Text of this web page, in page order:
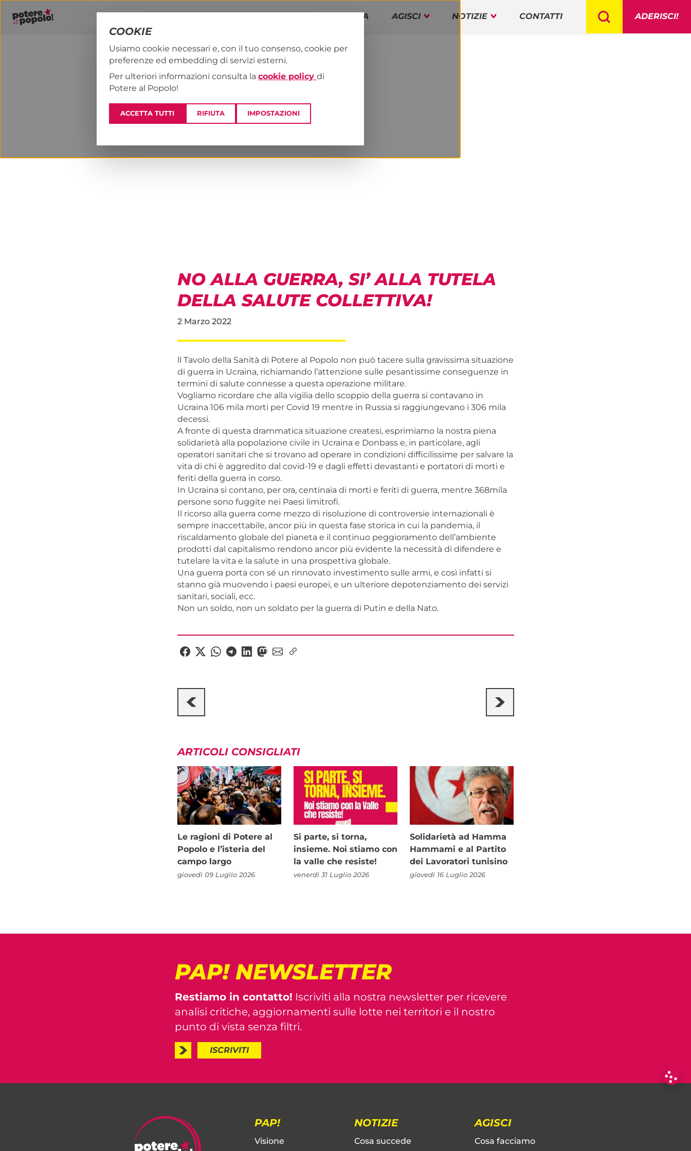
PROGRAMMA AGISCI NOTIZIE CONTATTI ADERISCI!
PAP! NOTIZIE NEWS & MEDIA
NO ALLA GUERRA, SI’ ALLA TUTELA
DELLA SALUTE COLLETTIVA!
2 Marzo 2022
ll Tavolo della Sanità di Potere al Popolo non può tacere sulla gravissima situazione
di guerra in Ucraina, richiamando l’attenzione sulle pesantissime conseguenze in
termini di salute connesse a questa operazione militare.
Vogliamo ricordare che alla vigilia dello scoppio della guerra si contavano in
Ucraina 106 mila morti per Covid 19 mentre in Russia si raggiungevano i 306 mila
decessi.
A fronte di questa drammatica situazione createsi, esprimiamo la nostra piena
solidarietà alla popolazione civile in Ucraina e Donbass e, in particolare, agli
operatori sanitari che si trovano ad operare in condizioni difficilissime per salvare la
vita di chi è aggredito dal covid-19 e dagli effetti devastanti e portatori di morti e
feriti della guerra in corso.
In Ucraina si contano, per ora, centinaia di morti e feriti di guerra, mentre 368mila
persone sono fuggite nei Paesi limitrofi.
Il ricorso alla guerra come mezzo di risoluzione di controversie internazionali è
sempre inaccettabile, ancor più in questa fase storica in cui la pandemia, il
riscaldamento globale del pianeta e il continuo peggioramento dell’ambiente
prodotti dal capitalismo rendono ancor più evidente la necessità di difendere e
tutelare la vita e la salute in una prospettiva globale.
Una guerra porta con sé un rinnovato investimento sulle armi, e così infatti si
stanno già muovendo i paesi europei, e un ulteriore depotenziamento dei servizi
sanitari, sociali, ecc.
Non un soldo, non un soldato per la guerra di Putin e della Nato.
ARTICOLI CONSIGLIATI
Le ragioni di Potere al
Popolo e l’isteria del
campo largo
giovedì 09 Luglio 2026
Si parte, si torna,
insieme. Noi stiamo con
la valle che resiste!
venerdì 31 Luglio 2026
Solidarietà ad Hamma
Hammami e al Partito
dei Lavoratori tunisino
giovedì 16 Luglio 2026
PAP! NEWSLETTER
Restiamo in contatto! Iscriviti alla nostra newsletter per ricevere
analisi critiche, aggiornamenti sulle lotte nei territori e il nostro
punto di vista senza filtri.
ISCRIVITI
PAP!
Visione
NOTIZIE
Cosa succede
AGISCI
Cosa facciamo
COOKIE
Usiamo cookie necessari e, con il tuo consenso, cookie per
preferenze ed embedding di servizi esterni.
Per ulteriori informazioni consulta la cookie policy di
Potere al Popolo!
ACCETTA TUTTI RIFIUTA IMPOSTAZIONI